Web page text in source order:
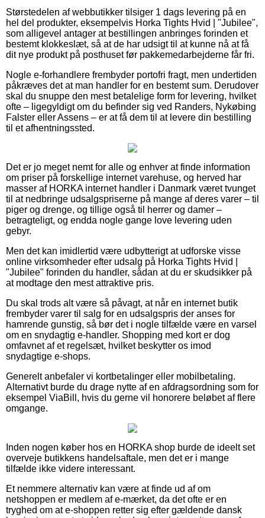
Størstedelen af webbutikker tilsiger 1 dags levering på en
hel del produkter, eksempelvis Horka Tights Hvid | "Jubilee",
som alligevel antager at bestillingen anbringes forinden et
bestemt klokkeslæt, så at de har udsigt til at kunne nå at få
dit nye produkt på posthuset før pakkemedarbejderne får fri.
Nogle e-forhandlere frembyder portofri fragt, men undertiden
påkræves det at man handler for en bestemt sum. Derudover
skal du snuppe den mest betalelige form for levering, hvilket
ofte – ligegyldigt om du befinder sig ved Randers, Nykøbing
Falster eller Assens – er at få dem til at levere din bestilling
til et afhentningssted.
Det er jo meget nemt for alle og enhver at finde information
om priser på forskellige internet varehuse, og herved har
masser af HORKA internet handler i Danmark været tvunget
til at nedbringe udsalgspriserne på mange af deres varer – til
piger og drenge, og tillige også til herrer og damer –
betragteligt, og endda nogle gange love levering uden
gebyr.
Men det kan imidlertid være udbytterigt at udforske visse
online virksomheder efter udsalg på Horka Tights Hvid |
"Jubilee" forinden du handler, sådan at du er skudsikker på
at modtage den mest attraktive pris.
Du skal trods alt være så påvagt, at når en internet butik
frembyder varer til salg for en udsalgspris der anses for
hamrende gunstig, så bør det i nogle tilfælde være en varsel
om en snydagtig e-handler. Shopping med kort er dog
omfavnet af et regelsæt, hvilket beskytter os imod
snydagtige e-shops.
Generelt anbefaler vi kortbetalinger eller mobilbetaling.
Alternativt burde du drage nytte af en afdragsordning som for
eksempel ViaBill, hvis du gerne vil honorere beløbet af flere
omgange.
Inden nogen køber hos en HORKA shop burde de ideelt set
overveje butikkens handelsaftale, men det er i mange
tilfælde ikke videre interessant.
Et nemmere alternativ kan være at finde ud af om
netshoppen er medlem af e-mærket, da det ofte er en
tryghed om at e-shoppen retter sig efter gældende dansk